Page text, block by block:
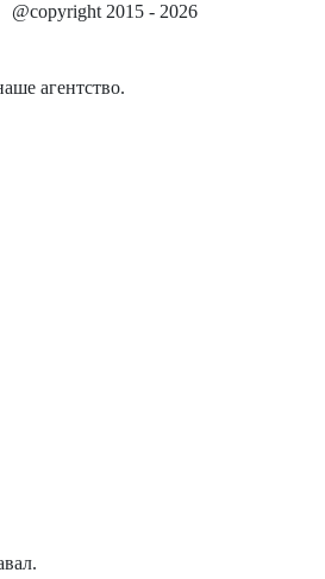
@copyright 2015 - 2026
агентство.